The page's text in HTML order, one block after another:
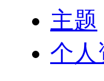
主题
个人